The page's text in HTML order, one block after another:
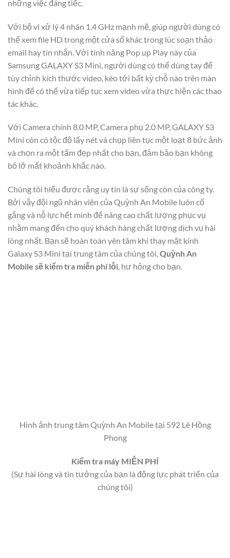
những việc đáng tiếc.
Với bộ vi xử lý 4 nhân 1.4 GHz mạnh mẽ, giúp người dùng có
thể xem file HD trong một cửa sổ khác trong lúc soạn thảo
email hay tin nhắn. Với tính năng Pop up Play này của
Samsung GALAXY S3 Mini, người dùng có thể dùng tay để
tùy chỉnh kích thước video, kéo tới bất kỳ chỗ nào trên màn
hình để có thể vừa tiếp tục xem video vừa thực hiện các thao
tác khác.
Với Camera chính 8.0 MP, Camera phụ 2.0 MP, GALAXY S3
Mini còn có tộc độ lấy nét và chụp liên tục một loạt 8 bức ảnh
và chọn ra một tấm đẹp nhất cho bạn, đảm bảo bạn không
bỏ lỡ mất khoảnh khắc nào.
Chúng tôi hiểu được rằng uy tín là sự sống còn của công ty.
Bởi vậy đội ngũ nhân viên của Quỳnh An Mobile luôn cố
gắng và nỗ lực hết mình để nâng cao chất lượng phục vụ
nhằm mang đến cho quý khách hàng chất lượng dịch vụ hài
lòng nhất. Bạn sẽ hoàn toàn yên tâm khi thay mặt kính
Galaxy S3 Mini tại trung tâm của chúng tôi,Quỳnh An
Mobile sẽ kiểm tra miễn phí lỗi, hư hỏng cho bạn.
Hình ảnh trung tâm Quỳnh An Mobile tại 592 Lê Hồng
Phong
Kiểm tra máy MIỄN PHÍ
(Sự hài lòng và tin tưởng của bạn là động lực phát triển của
chúng tôi)